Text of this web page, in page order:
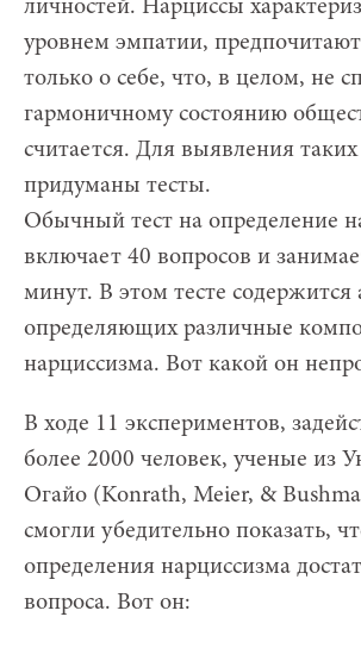
личностей. Нарциссы
уровнем эмпатии,
только о себе, что, в целом, не
гармоничному состоянию
считается. Для выявления
придуманы тесты.
Обычный тест на определение
включает 40 вопросов и
минут. В этом тесте
определяющих различные
нарциссизма. Вот какой он
В ходе 11 экспериментов,
более 2000 человек, ученые из
Огайо (Konrath, Meier, &
смогли убедительно показать,
определения нарциссизма
вопроса. Вот он: